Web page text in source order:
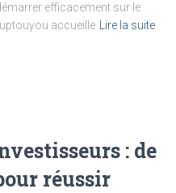
efficacement sur le
accueille
Lire la suite
: de
réussir